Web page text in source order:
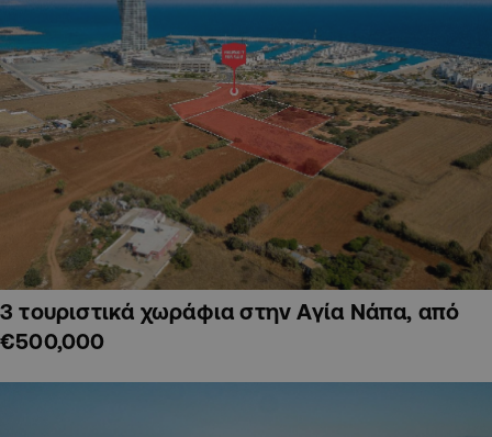
3 τουριστικά χωράφια στην Αγία Νάπα, από
€500,000